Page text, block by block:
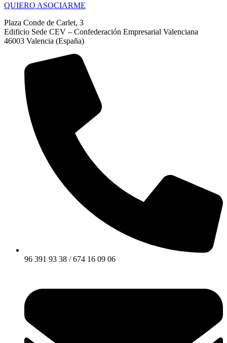
QUIERO ASOCIARME
Plaza Conde de Carlet, 3
Edificio Sede CEV – Confederación Empresarial Valenciana
46003 Valencia (España)
96 391 93 38 / 674 16 09 06